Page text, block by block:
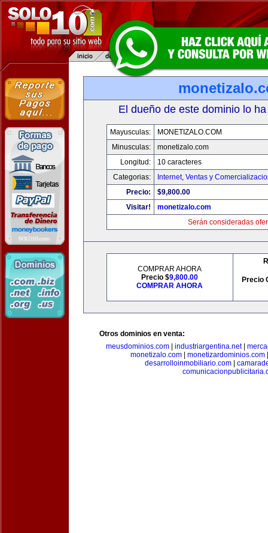
El dueño de este dominio lo
Mayusculas:
MONETIZALO.COM
Minusculas:
monetizalo.com
Longitud:
10 caracteres
Categorias:
Internet, Ventas y
Precio:
$9,800.00
Visitar!
monetizalo.com
Serán consideradas
COMPRAR AHORA
Precio $9,800.00
COMPRAR AHORA
Precio
Otros dominios en venta:
meusdominios.com| industriargentina.net|
monetizalo.com| monetizardominios.com
desarrolloinmobiliario.com